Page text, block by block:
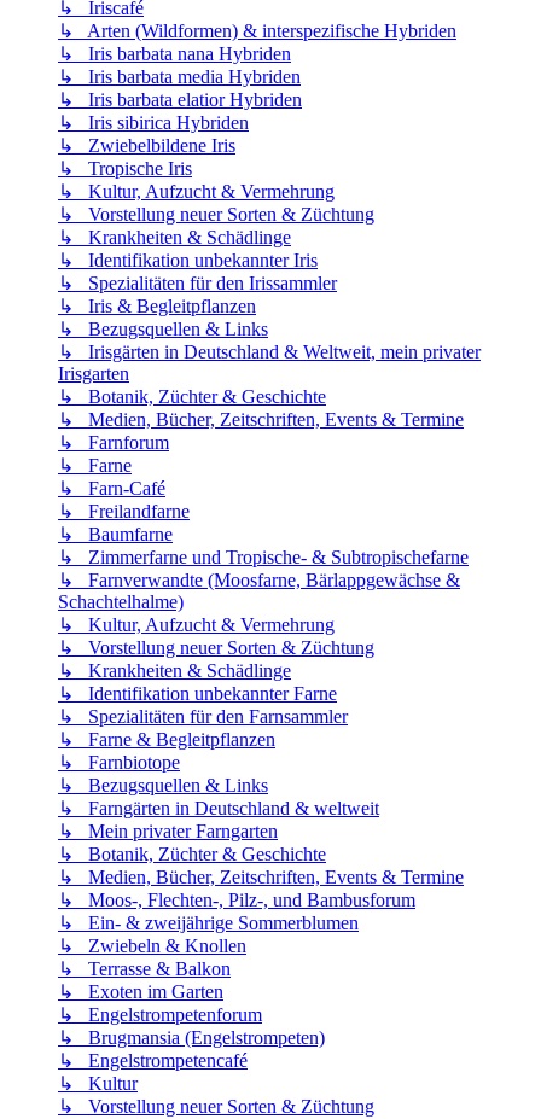
↳ Iriscafé
↳ Arten (Wildformen) & interspezifische Hybriden
↳ Iris barbata nana Hybriden
↳ Iris barbata media Hybriden
↳ Iris barbata elatior Hybriden
↳ Iris sibirica Hybriden
↳ Zwiebelbildene Iris
↳ Tropische Iris
↳ Kultur, Aufzucht & Vermehrung
↳ Vorstellung neuer Sorten & Züchtung
↳ Krankheiten & Schädlinge
↳ Identifikation unbekannter Iris
↳ Spezialitäten für den Irissammler
↳ Iris & Begleitpflanzen
↳ Bezugsquellen & Links
↳ Irisgärten in Deutschland & Weltweit, mein privater
Irisgarten
↳ Botanik, Züchter & Geschichte
↳ Medien, Bücher, Zeitschriften, Events & Termine
↳ Farnforum
↳ Farne
↳ Farn-Café
↳ Freilandfarne
↳ Baumfarne
↳ Zimmerfarne und Tropische- & Subtropischefarne
↳ Farnverwandte (Moosfarne, Bärlappgewächse &
Schachtelhalme)
↳ Kultur, Aufzucht & Vermehrung
↳ Vorstellung neuer Sorten & Züchtung
↳ Krankheiten & Schädlinge
↳ Identifikation unbekannter Farne
↳ Spezialitäten für den Farnsammler
↳ Farne & Begleitpflanzen
↳ Farnbiotope
↳ Bezugsquellen & Links
↳ Farngärten in Deutschland & weltweit
↳ Mein privater Farngarten
↳ Botanik, Züchter & Geschichte
↳ Medien, Bücher, Zeitschriften, Events & Termine
↳ Moos-, Flechten-, Pilz-, und Bambusforum
↳ Ein- & zweijährige Sommerblumen
↳ Zwiebeln & Knollen
↳ Terrasse & Balkon
↳ Exoten im Garten
↳ Engelstrompetenforum
↳ Brugmansia (Engelstrompeten)
↳ Engelstrompetencafé
↳ Kultur
↳ Vorstellung neuer Sorten & Züchtung